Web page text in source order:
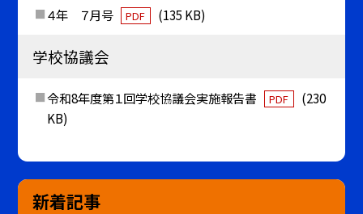
４年 ７月号
PDF (135 KB)
学校協議会
令和8年度第１回学校協議会実施報告書 PDF
(230
KB)
新着記事